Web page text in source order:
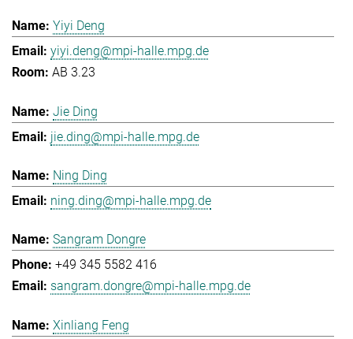
Yiyi Deng
yiyi.deng@mpi-halle.mpg.de
AB 3.23
Jie Ding
jie.ding@mpi-halle.mpg.de
Ning Ding
ning.ding@mpi-halle.mpg.de
Sangram Dongre
+49 345 5582 416
sangram.dongre@mpi-halle.mpg.de
Xinliang Feng